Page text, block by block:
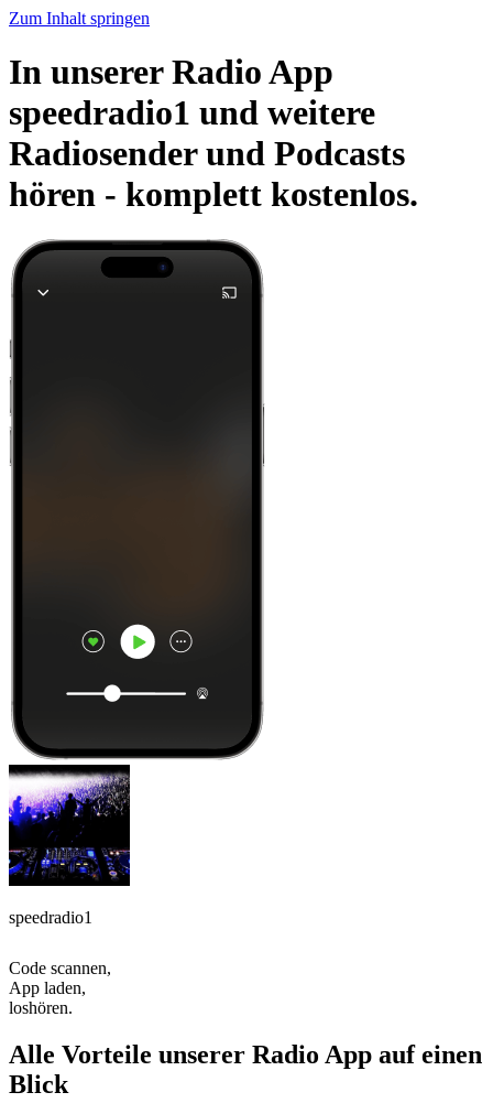
Zum Inhalt springen
In unserer Radio App
speedradio1 und weitere
Radiosender und Podcasts
hören - komplett kostenlos.
speedradio1
Code scannen,
App laden,
loshören.
Alle Vorteile unserer Radio App auf einen
Blick